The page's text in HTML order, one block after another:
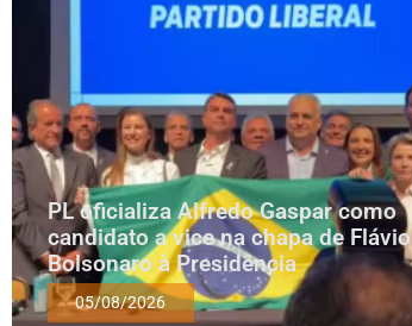
PL oficializa Alfredo Gaspar como
candidato a vice na chapa de Flávio
Bolsonaro à Presidência
05/08/2026